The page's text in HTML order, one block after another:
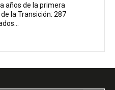
años de la primera
la Transición: 287